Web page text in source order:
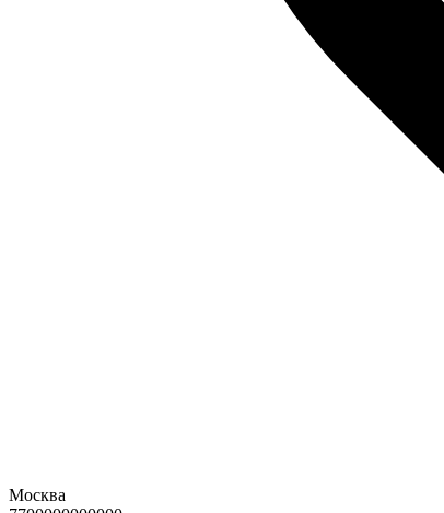
Москва